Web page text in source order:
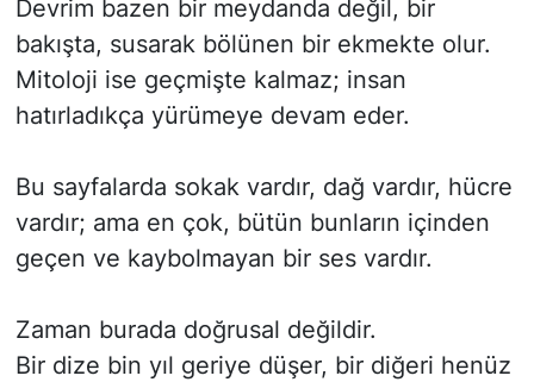
Devrim bazen bir meydanda değil, bir
bakışta, susarak bölünen bir ekmekte olur.
Mitoloji ise geçmişte kalmaz; insan
hatırladıkça yürümeye devam eder.
Bu sayfalarda sokak vardır, dağ vardır, hücre
vardır; ama en çok, bütün bunların içinden
geçen ve kaybolmayan bir ses vardır.
Zaman burada doğrusal değildir.
Bir dize bin yıl geriye düşer, bir diğeri henüz